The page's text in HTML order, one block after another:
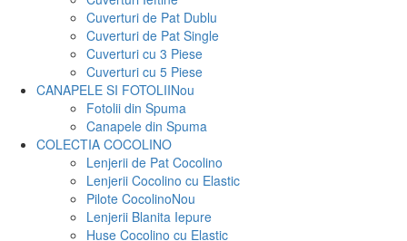
Cuverturi de Pat Dublu
Cuverturi de Pat Single
Cuverturi cu 3 Piese
Cuverturi cu 5 Piese
CANAPELE SI FOTOLIINou
Fotolii din Spuma
Canapele din Spuma
COLECTIA COCOLINO
Lenjerii de Pat Cocolino
Lenjerii Cocolino cu Elastic
Pilote CocolinoNou
Lenjerii Blanita Iepure
Huse Cocolino cu Elastic